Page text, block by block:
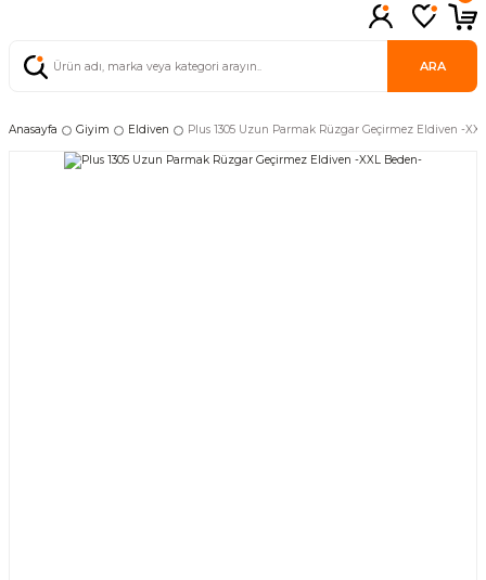
ARA
Anasayfa Giyim Eldiven Plus 1305 Uzun Parmak Rüzgar Geçirmez Eldiven -